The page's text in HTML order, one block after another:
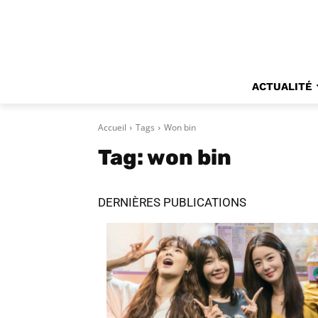
ACTUALITÉ
Accueil Tags Won bin
Tag:won bin
DERNIÈRES PUBLICATIONS